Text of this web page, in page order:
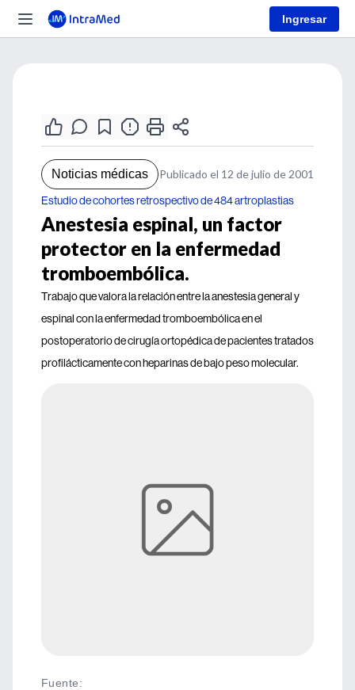
Ingresar
Noticias médicas Publicado el 12 de julio de 2001
Estudio de cohortes retrospectivo de 484 artroplastias
Anestesia espinal, un factor
protector en la enfermedad
tromboembólica.
Trabajo que valora la relación entre la anestesia general y
espinal con la enfermedad tromboembólica en el
postoperatorio de cirugía ortopédica de pacientes tratados
profilácticamente con heparinas de bajo peso molecular.
Fuente: